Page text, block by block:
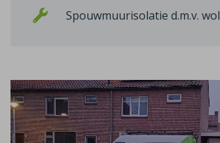
Spouwmuurisolatie d.m.v. wol